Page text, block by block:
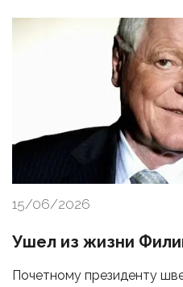
15/06/2026
Ушел из жизни
Почетному президенту